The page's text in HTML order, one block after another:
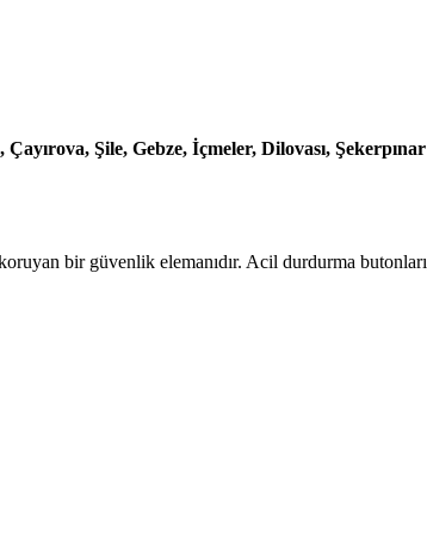
Çayırova, Şile, Gebze, İçmeler, Dilovası,
bir güvenlik elemanıdır. Acil durdurma butonları,